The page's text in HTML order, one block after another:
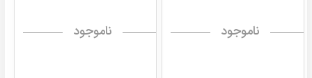
ناموجود ناموجود